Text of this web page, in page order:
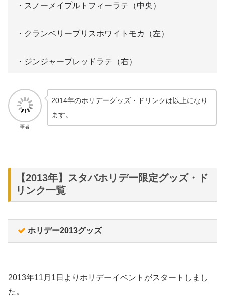
・スノーメイプルトフィーラテ（中央）
・クランベリーブリスホワイトモカ（左）
・ジンジャーブレッドラテ（右）
筆者
2014年のホリデーグッズ・ドリンクは以上になり
ます。
【2013年】スタバホリデー限定グッズ・ド
リンク一覧
ホリデー2013グッズ
2013年11月1日よりホリデーイベントがスタートしまし
た。